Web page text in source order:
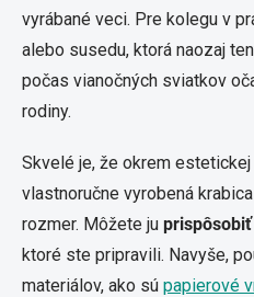
vyrábané veci. Pre kolegu v
alebo susedu, ktorá naozaj
počas vianočných sviatkov
rodiny.
Skvelé je, že okrem
vlastnoručne vyrobená
rozmer. Môžete ju
ktoré ste pripravili. Navyše,
materiálov, ako sú papierové